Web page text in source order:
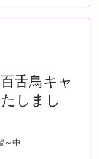
舌鳥キャ
しまし
～中